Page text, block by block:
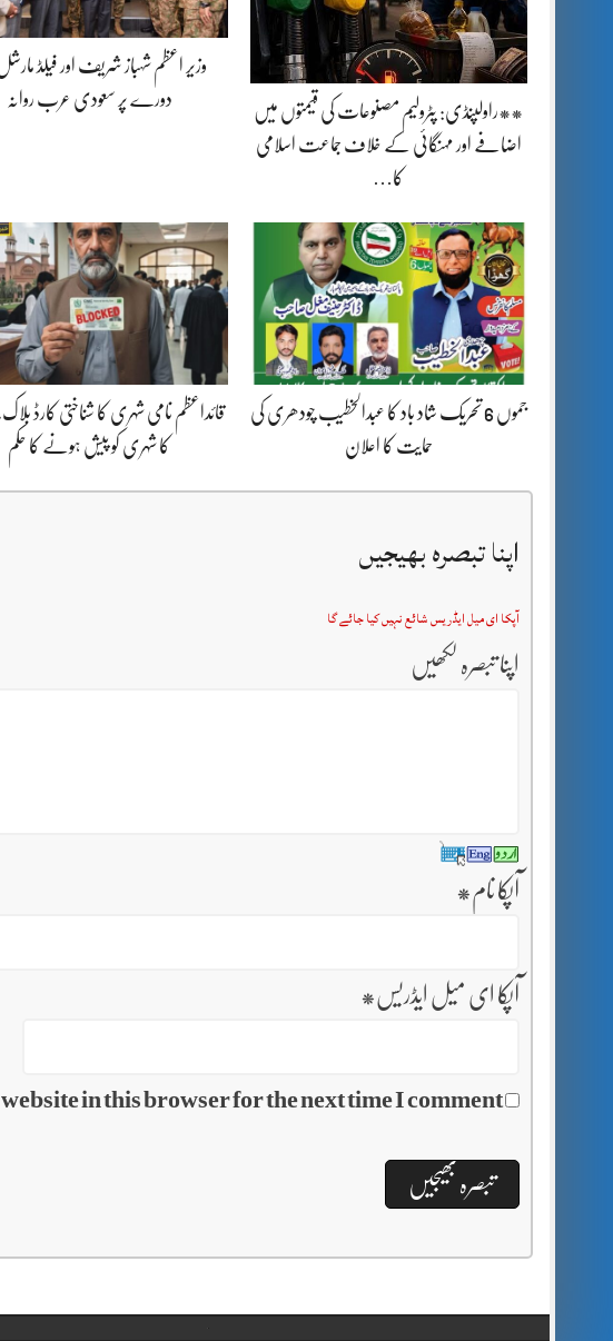
**راولپنڈی: پٹرولیم مصنوعات کی قیمتوں میں
اضافے اور مہنگائی کے خلاف جماعت اسلامی
کا…
وزیر اعظم شہباز شریف اور فیلڈ
دورے پر سعودی عرب روانہ
جموں 6 تحریک شاد باد کا عبدالخطیب چودھری کی
حمایت کا اعلان
قائداعظم نامی شہری کا شناختی کارڈ
کا شہری کو پیش ہونے کا حکم
اپنا تبصرہ بھیجیں
آپکا ای میل ایڈریس شائع نہیں کیا جائے گا
اپنا تبصرہ لکھیں
آپکا نام *
آپکا ای میل ایڈریس *
in this browser for the next time I comment.